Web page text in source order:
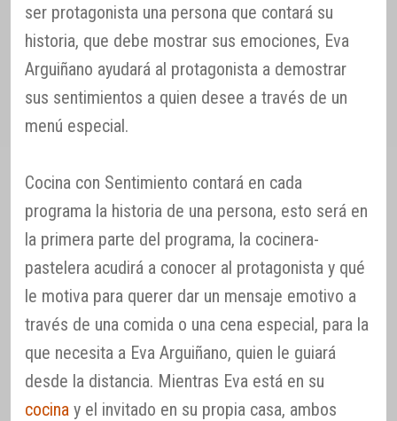
ser protagonista una persona que contará su
historia, que debe mostrar sus emociones, Eva
Arguiñano ayudará al protagonista a demostrar
sus sentimientos a quien desee a través de un
menú especial.
Cocina con Sentimiento contará en cada
programa la historia de una persona, esto será en
la primera parte del programa, la cocinera-
pastelera acudirá a conocer al protagonista y qué
le motiva para querer dar un mensaje emotivo a
través de una comida o una cena especial, para la
que necesita a Eva Arguiñano, quien le guiará
desde la distancia. Mientras Eva está en su
cocina y el invitado en su propia casa, ambos